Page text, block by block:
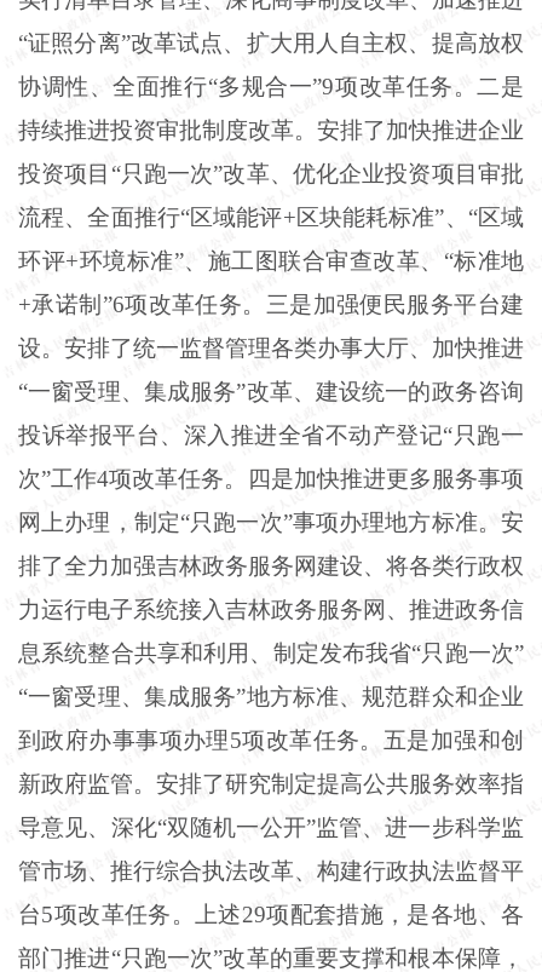
“证照分离”改革试点、扩大用人自主权、提高放权
协调性、全面推行“多规合一”9项改革任务。二是
持续推进投资审批制度改革。安排了加快推进企业
投资项目“只跑一次”改革、优化企业投资项目审批
流程、全面推行“区域能评+区块能耗标准”、“区域
环评+环境标准”、施工图联合审查改革、“标准地
+承诺制”6项改革任务。三是加强便民服务平台建
设。安排了统一监督管理各类办事大厅、加快推进
“一窗受理、集成服务”改革、建设统一的政务咨询
投诉举报平台、深入推进全省不动产登记“只跑一
次”工作4项改革任务。四是加快推进更多服务事项
网上办理，制定“只跑一次”事项办理地方标准。安
排了全力加强吉林政务服务网建设、将各类行政权
力运行电子系统接入吉林政务服务网、推进政务信
息系统整合共享和利用、制定发布我省“只跑一次”
“一窗受理、集成服务”地方标准、规范群众和企业
到政府办事事项办理5项改革任务。五是加强和创
新政府监管。安排了研究制定提高公共服务效率指
导意见、深化“双随机一公开”监管、进一步科学监
管市场、推行综合执法改革、构建行政执法监督平
台5项改革任务。上述29项配套措施，是各地、各
部门推进“只跑一次”改革的重要支撑和根本保障，